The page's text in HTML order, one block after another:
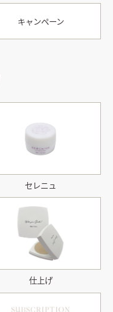
キャンペーン
セレニュ
仕上げ